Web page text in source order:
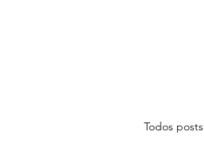
Todos posts